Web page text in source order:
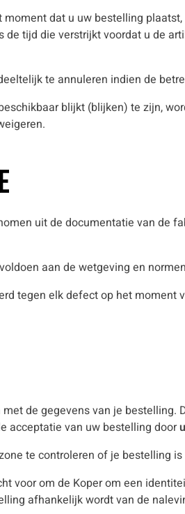
dat u uw bestelling
tijd die verstrijkt voordat u de
te annuleren indien de
blijkt (blijken) te zijn,
uit de documentatie van de
aan de wetgeving en
tegen elk defect op het
de gegevens van je
acceptatie van uw bestelling door
te controleren of je bestelling is
voor om de Koper om een
afhankelijk wordt van de